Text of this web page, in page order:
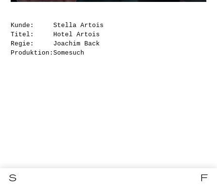
S F
Kunde:
Stella Artois
Titel:
Hotel Artois
Regie:
Joachim Back
Produktion:Somesuch